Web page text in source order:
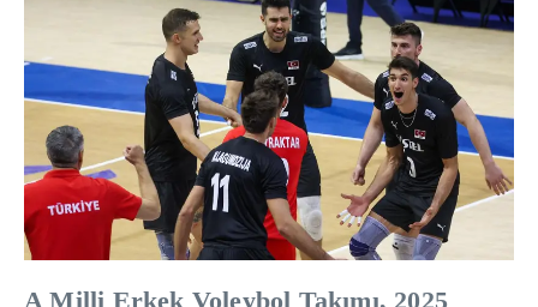
A Milli Erkek Voleybol Takımı, 2025